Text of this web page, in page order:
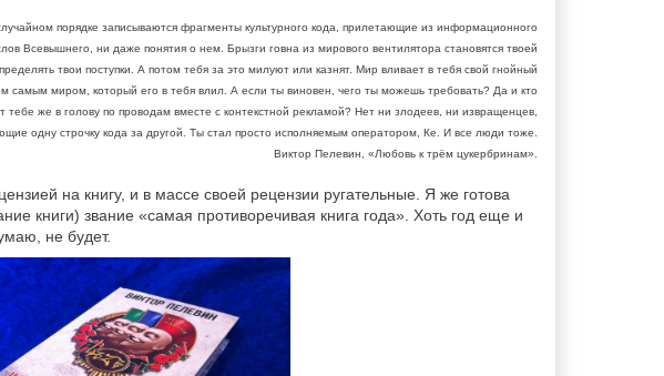
порядке записываются фрагменты культурного кода, прилетающие из информационного
Всевышнего, ни даже понятия о нем. Брызги говна из мирового вентилятора становятся твоей
твои поступки. А потом тебя за это милуют или казнят. Мир вливает в тебя свой гнойный
самым миром, который его в тебя влил. А если ты виновен, чего ты можешь требовать? Да и кто
тебе же в голову по проводам вместе с контекстной рекламой? Нет ни злодеев, ни извращенцев,
одну строчку кода за другой. Ты стал просто исполняемым оператором, Ке. И все люди тоже.
Виктор Пелевин, «Любовь к трём цукербринам».
на книгу, и в массе своей рецензии ругательные. Я же готова
книги) звание «самая противоречивая книга года». Хоть год еще и
не будет.